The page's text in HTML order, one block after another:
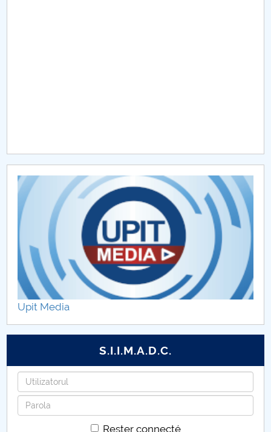
CAR2026
MENIU CANTINA
Propuneri casări mijloace fixe
Propuneri casări obiecte de inventar
Propuneri casări publicații
Upit Media
S.I.I.M.A.D.C.
Identifiant
Mot
de
Rester connecté